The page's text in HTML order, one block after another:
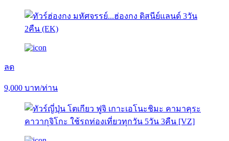
ลด
9,000 บาท/ท่าน